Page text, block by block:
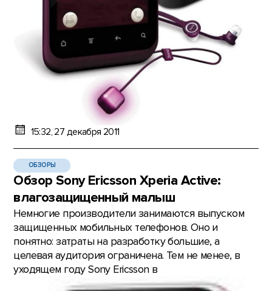
15:32, 27 декабря 2011
ОБЗОРЫ
Обзор Sony Ericsson Xperia Active:
влагозащищенный малыш
Немногие производители занимаются выпуском
защищенных мобильных телефонов. Оно и
понятно: затраты на разработку большие, а
целевая аудитория ограничена. Тем не менее, в
уходящем году Sony Ericsson в